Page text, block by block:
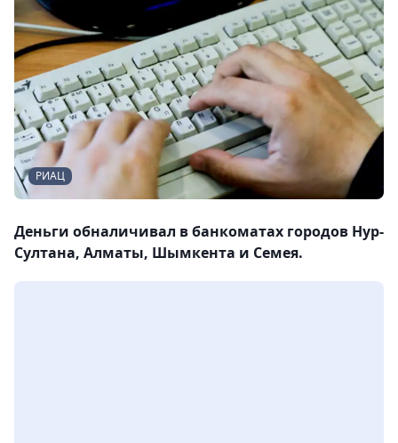
РИАЦ
Деньги обналичивал в банкоматах городов Нур-
Султана, Алматы, Шымкента и Семея.